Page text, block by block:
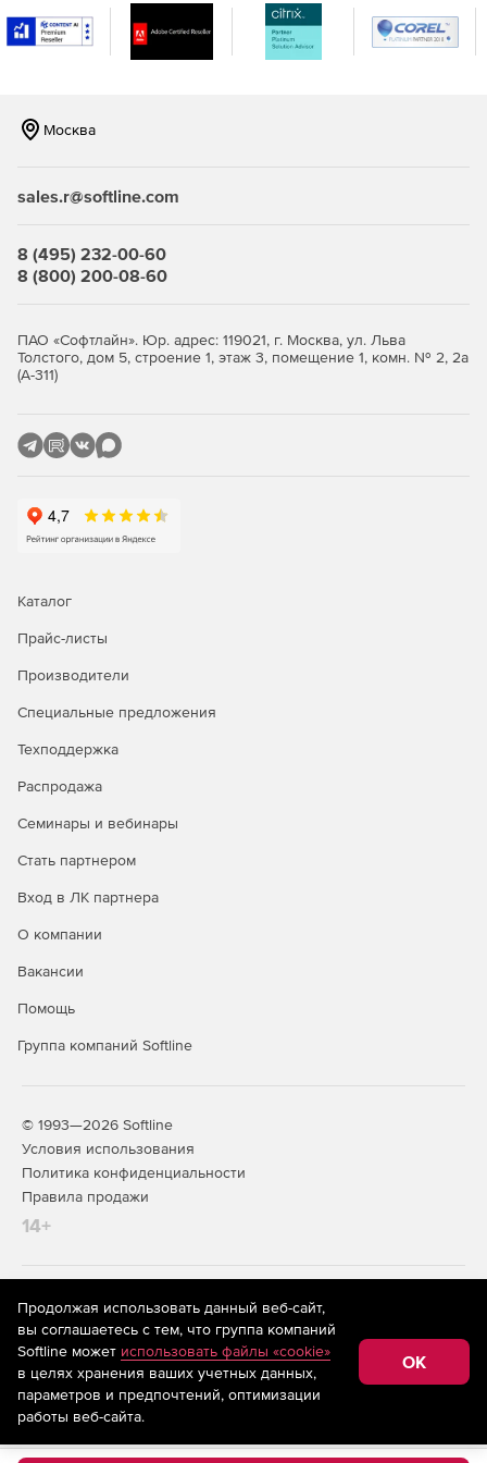
Единое хранилище – размещение в едином
защищенном месте всех паролей, логинов,
документов.
посылать запрос на извлечение пароля для
могут назначаться на основании ролей и прав
пользователей в организации.
паролей дистанционно (версия Premium) через web-
интерфейс Password Manager Pro или автоматически
синхронизации с удаленными системами (версия
Premium).
Аудит и отчетность – ведение истории того, кто, когда
защищенный контроль общих учетных записей, таких
Enable в Cisco, SA в SQL и др.
пользователей и групп из Active Directory/ LDAP,
Автоматический в ход в целевые системы,
интерфейса без копирования и вставки логинов/
(версия Premium).
Москва
sales.r@softline.com
8 (495) 232-00-60
8 (800) 200-08-60
ПАО «Софтлайн». Юр. адрес: 119021, г. Москва, ул. Льва
Толстого, дом 5, строение 1, этаж 3, помещение 1, комн. № 2, 2а
(А-311)
Каталог
Прайс-листы
Производители
Специальные предложения
Техподдержка
Распродажа
Семинары и вебинары
Стать партнером
Вход в ЛК партнера
О компании
Вакансии
Помощь
Группа компаний Softline
© 1993—2026 Softline
Условия использования
Политика конфиденциальности
Правила продажи
14+
На информационном ресурсе store.softline.ru применяются
рекомендательные технологии
(информационные технологии
предоставления информации на основе сбора,
систематизации и анализа сведений, относящихся к
предпочтениям пользователей сети «Интернет»,
находящихся на территории Российской Федерации)
Продолжая использовать данный веб-сайт,
вы соглашаетесь с тем, что группа компаний
Softline может использовать файлы «cookie»
в целях хранения ваших учетных данных,
параметров и предпочтений, оптимизации
работы веб-сайта.
OK